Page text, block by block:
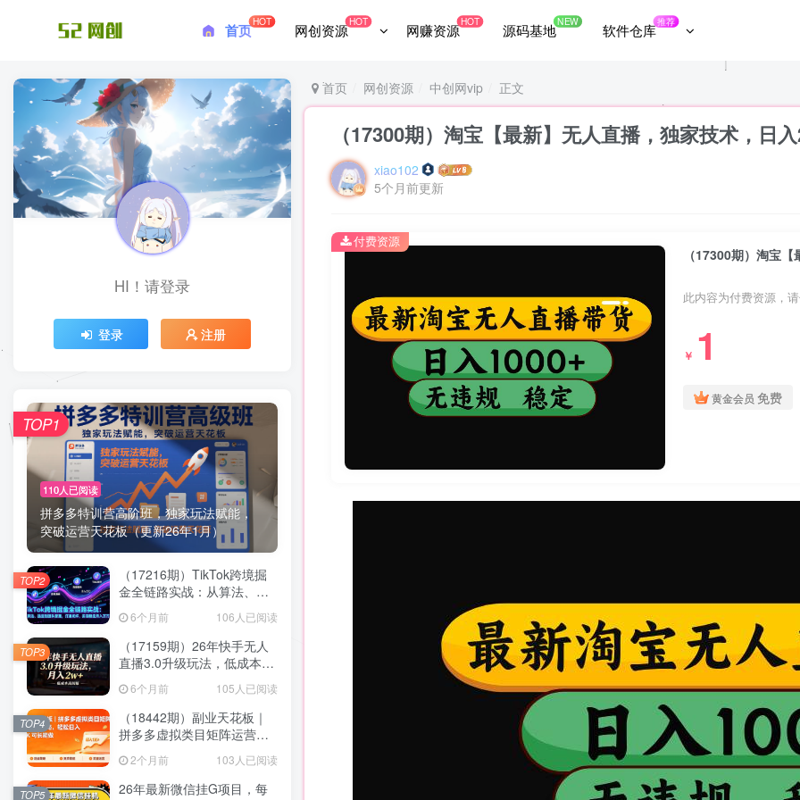
首页HOT 网创资源HOT 网赚资源HOT 源码基地NEW 软件仓库推荐
首页 网创资源 中创网vip 正文
（17300期）淘宝【最新】无人直播，独家技术，日
xiao102
5个月前更新
此内容为付费资源，
￥ 1
黄金会员 免费
付费资源
HI！请登录
登录 注册
110人已阅读
拼多多特训营高阶班，独家玩法赋能，
突破运营天花板（更新26年1月）
TOP1
（17216期）TikTok跨境掘
金全链路实战：从算法、选
品到团队管理，打通闭环，
实现稳定月入万刀
6个月前 106人已阅读
TOP2
（17159期）26年快手无人
直播3.0升级玩法，低成本高
回报，月入2w+
6个月前 105人已阅读
TOP3
（18442期）副业天花板｜
拼多多虚拟类目矩阵运营全
攻略，轻松日入 1K 可长期
做2个月前 103人已阅读
TOP4
26年最新微信挂G项目，每
TOP5